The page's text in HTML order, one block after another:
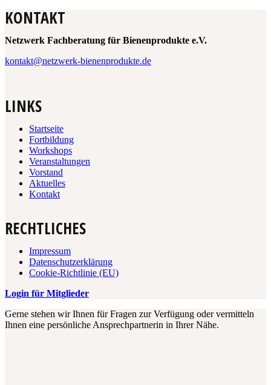
KONTAKT
Netzwerk Fachberatung für Bienenprodukte e.V.
kontakt@netzwerk-bienenprodukte.de
LINKS
Startseite
Fortbildung
Workshops
Veranstaltungen
Vorstand
Aktuelles
Kontakt
RECHTLICHES
Impressum
Datenschutzerklärung
Cookie-Richtlinie (EU)
Login für Mitglieder
Gerne stehen wir Ihnen für Fragen zur Verfügung oder vermitteln
Ihnen eine persönliche Ansprechpartnerin in Ihrer Nähe.